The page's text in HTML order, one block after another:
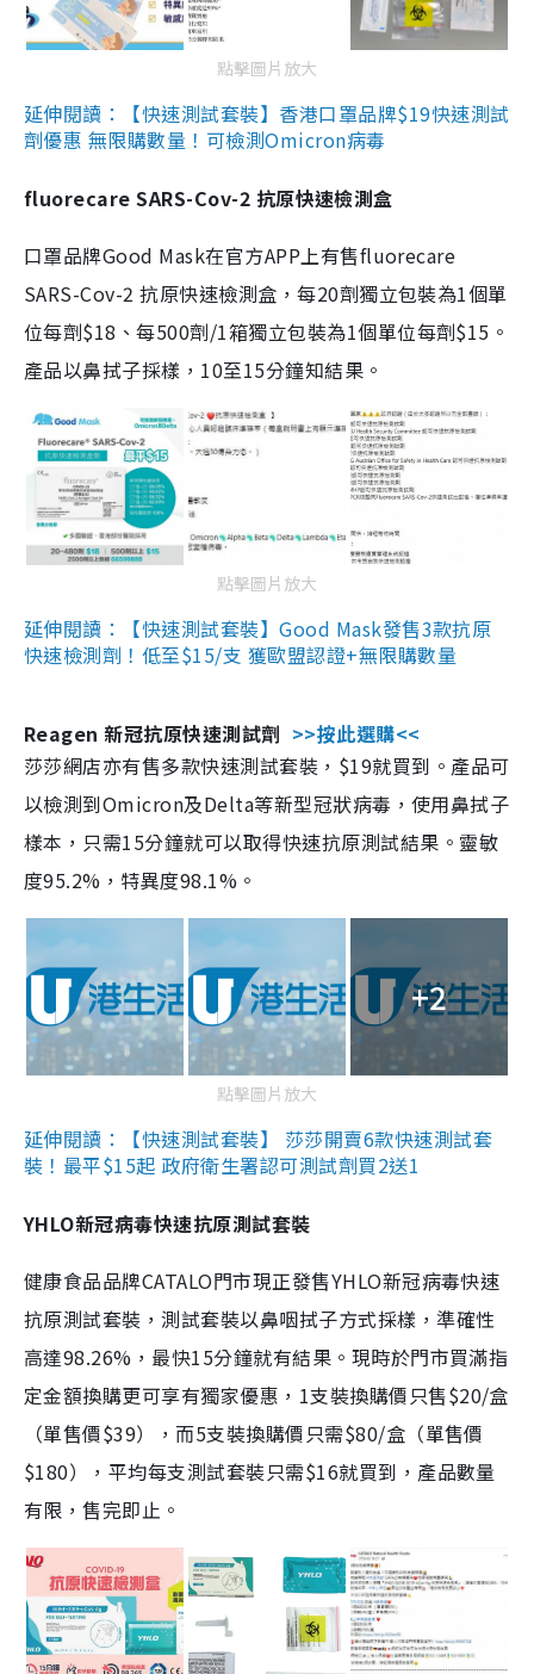
點擊圖片放大
延伸閱讀：【快速測試套裝】香港口罩品牌$19快速測試
劑優惠 無限購數量！可檢測Omicron病毒
fluorecare SARS-Cov-2 抗原快速檢測盒
口罩品牌Good Mask在官方APP上有售fluorecare
SARS-Cov-2 抗原快速檢測盒，每20劑獨立包裝為1個單
位每劑$18、每500劑/1箱獨立包裝為1個單位每劑$15。
產品以鼻拭子採樣，10至15分鐘知結果。
點擊圖片放大
延伸閱讀：【快速測試套裝】Good Mask發售3款抗原
快速檢測劑！低至$15/支 獲歐盟認證+無限購數量
Reagen 新冠抗原快速測試劑 >>按此選購<<
莎莎網店亦有售多款快速測試套裝，$19就買到。產品可
以檢測到Omicron及Delta等新型冠狀病毒，使用鼻拭子
樣本，只需15分鐘就可以取得快速抗原測試結果。靈敏
度95.2%，特異度98.1%。
+2
點擊圖片放大
延伸閱讀：【快速測試套裝】 莎莎開賣6款快速測試套
裝！最平$15起 政府衛生署認可測試劑買2送1
YHLO新冠病毒快速抗原測試套裝
健康食品品牌CATALO門市現正發售YHLO新冠病毒快速
抗原測試套裝，測試套裝以鼻咽拭子方式採樣，準確性
高達98.26%，最快15分鐘就有結果。現時於門市買滿指
定金額換購更可享有獨家優惠，1支裝換購價只售$20/盒
（單售價$39），而5支裝換購價只需$80/盒（單售價
$180），平均每支測試套裝只需$16就買到，產品數量
有限，售完即止。